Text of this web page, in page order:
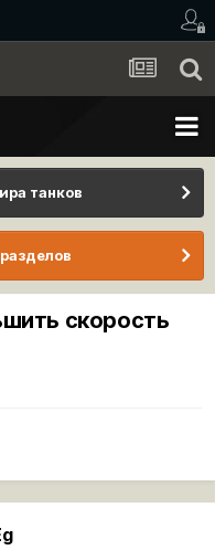
танков
скорость